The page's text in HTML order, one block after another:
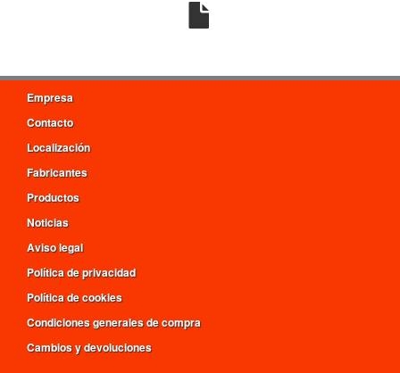
Empresa
Contacto
Localización
Fabricantes
Productos
Noticias
Aviso legal
Política de privacidad
Política de cookies
Condiciones generales de compra
Cambios y devoluciones